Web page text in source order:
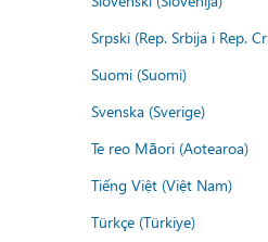
Srpski (Rep. Srbija i Rep.
Suomi (Suomi)
Svenska (Sverige)
Te reo Māori (Aotearoa)
Tiếng Việt (Việt Nam)
Türkçe (Türkiye)